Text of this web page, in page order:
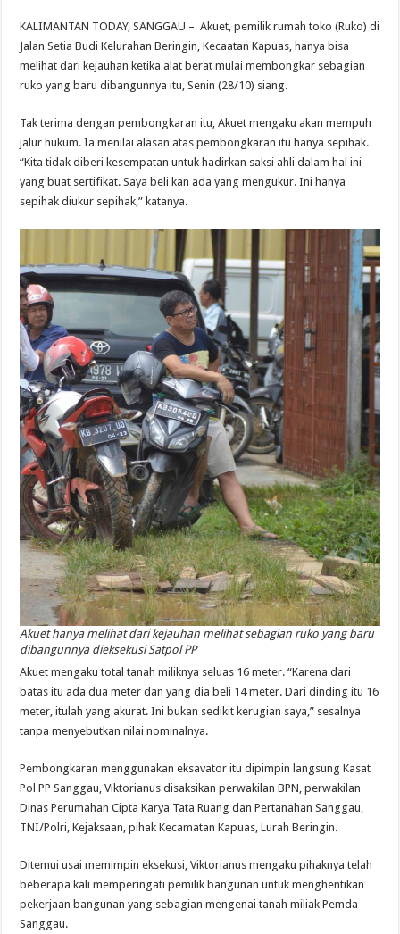
KALIMANTAN TODAY, SANGGAU – Akuet, pemilik rumah toko (Ruko) di
Jalan Setia Budi Kelurahan Beringin, Kecaatan Kapuas, hanya bisa
melihat dari kejauhan ketika alat berat mulai membongkar sebagian
ruko yang baru dibangunnya itu, Senin (28/10) siang.
Tak terima dengan pembongkaran itu, Akuet mengaku akan mempuh
jalur hukum. Ia menilai alasan atas pembongkaran itu hanya sepihak.
“Kita tidak diberi kesempatan untuk hadirkan saksi ahli dalam hal ini
yang buat sertifikat. Saya beli kan ada yang mengukur. Ini hanya
sepihak diukur sepihak,” katanya.
Akuet hanya melihat dari kejauhan melihat sebagian ruko yang baru
dibangunnya dieksekusi Satpol PP
Akuet mengaku total tanah miliknya seluas 16 meter. “Karena dari
batas itu ada dua meter dan yang dia beli 14 meter. Dari dinding itu 16
meter, itulah yang akurat. Ini bukan sedikit kerugian saya,” sesalnya
tanpa menyebutkan nilai nominalnya.
Pembongkaran menggunakan eksavator itu dipimpin langsung Kasat
Pol PP Sanggau, Viktorianus disaksikan perwakilan BPN, perwakilan
Dinas Perumahan Cipta Karya Tata Ruang dan Pertanahan Sanggau,
TNI/Polri, Kejaksaan, pihak Kecamatan Kapuas, Lurah Beringin.
Ditemui usai memimpin eksekusi, Viktorianus mengaku pihaknya telah
beberapa kali memperingati pemilik bangunan untuk menghentikan
pekerjaan bangunan yang sebagian mengenai tanah miliak Pemda
Sanggau.